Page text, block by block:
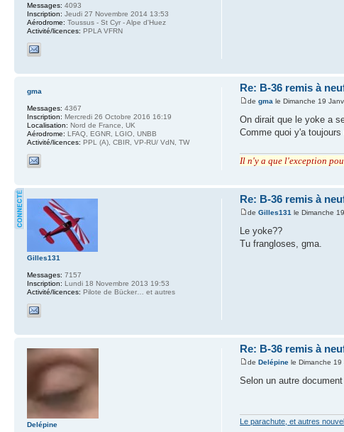
Messages: 4093
Inscription: Jeudi 27 Novembre 2014 13:53
Aérodrome: Toussus - St Cyr - Alpe d'Huez
Activité/licences: PPLA VFRN
Re: B-36 remis à
degma le Dimanche 19
On dirait que le yoke a
Comme quoi y'a
Il n'y a que l'exception
gma
Messages: 4367
Inscription: Mercredi 26 Octobre 2016 16:19
Localisation: Nord de France, UK
Aérodrome: LFAQ, EGNR, LGIO, UNBB
Activité/licences: PPL (A), CBIR, VP-RU/ VdN, TW
Re: B-36 remis à
deGilles131 le Dimanche
Le yoke??
Tu frangloses, gma.
Gilles131
Messages: 7157
Inscription: Lundi 18 Novembre 2013 19:53
Activité/licences: Pilote de Bücker… et autres
Re: B-36 remis à
deDelépine le Dimanche
Selon un autre
Le parachute, et autres
Delépine